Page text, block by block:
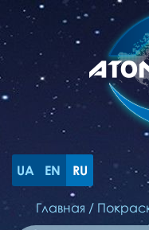
UA EN RU
Главная /